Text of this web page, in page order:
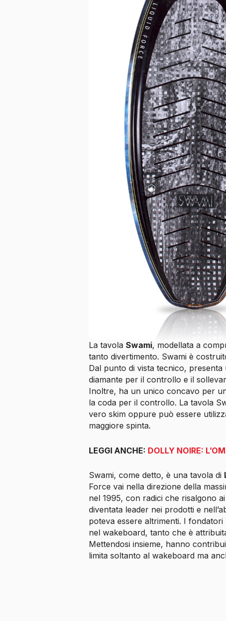
La tavola Swami, modellata a
tanto divertimento. Swami è
Dal punto di vista tecnico,
diamante per il controllo e il
Inoltre, ha un unico concavo per
la coda per il controllo. La tavola
vero skim oppure può essere
maggiore spinta.
LEGGI ANCHE: DOLLY NOIRE:
Swami, come detto, è una tavola di
Force vai nella direzione della
nel 1995, con radici che risalgono
diventata leader nei prodotti e
poteva essere altrimenti. I fondatori
nel wakeboard, tanto che è
Mettendosi insieme, hanno
limita soltanto al wakeboard ma